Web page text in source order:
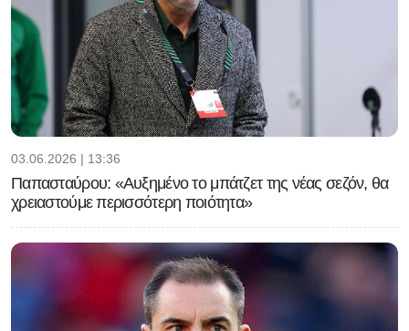
03.06.2026 | 13:36
Παπασταύρου: «Αυξημένο το μπάτζετ της νέας σεζόν, θα
χρειαστούμε περισσότερη ποιότητα»